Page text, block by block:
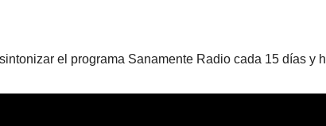
el programa Sanamente Radio cada 15 días y